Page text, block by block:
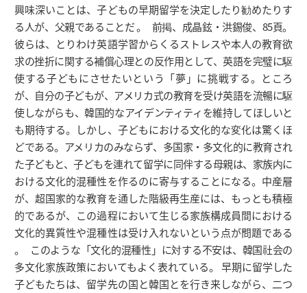
興味深いことは、子どもの早期留学を決定したり勧めたりす
る人が、父親であることだ 。 前掲、成晶鉉・洪錫俊、85頁。
彼らは、とりわけ英語学習からくるストレスや本人の教育欲
求の挫折に関する補償心理との反作用として、英語を完璧に駆
使する子どもにさせたいという「夢」に挑戦する。ところ
が、自分の子どもが、アメリカ式の教育を受け英語を流暢に駆
使しながらも、韓国的なアイデンティティを維持してほしいと
も期待する。しかし、子どもにおける文化的な変化は驚くほ
どである。アメリカのみならず、多国家・多文化的に教育され
た子どもと、子どもを連れて留学に同伴する母親は、家族内に
おける文化的混種性を作るのに寄与することになる。中産層
が、超国家的な教育を通した階級再生産には、もっとも積極
的であるが、この過程において生じる家族構成員間における
文化的異質性や混種性は受け入れないという点が問題である
。 このような「文化的混種性」に対する不安は、韓国社会の
多文化家族政策においてもよく表れている。 早期に留学した
子どもたちは、留学先の国と韓国とを行き来しながら、二つ